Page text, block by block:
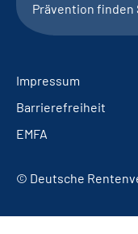
Prävention finden
Impressum
Barrierefreiheit
EMFA
© Deutsche